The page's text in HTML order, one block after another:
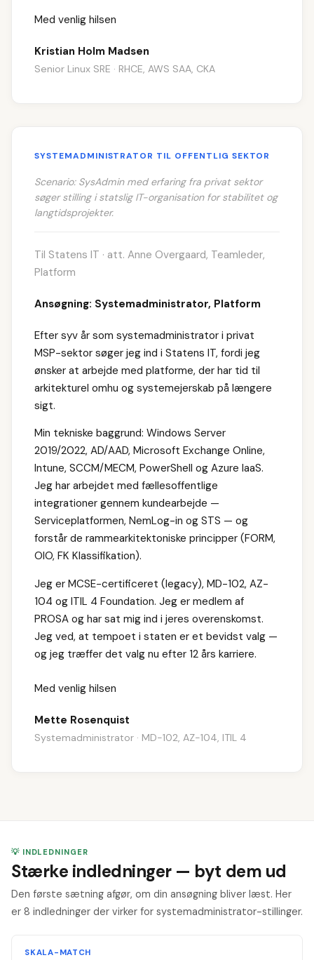
Med venlig hilsen
Kristian Holm Madsen
Senior Linux SRE · RHCE, AWS SAA, CKA
SYSTEMADMINISTRATOR TIL OFFENTLIG SEKTOR
Scenario: SysAdmin med erfaring fra privat sektor
søger stilling i statslig IT-organisation for stabilitet og
langtidsprojekter.
Til Statens IT · att. Anne Overgaard, Teamleder,
Platform
Ansøgning: Systemadministrator, Platform
Efter syv år som systemadministrator i privat
MSP-sektor søger jeg ind i Statens IT, fordi jeg
ønsker at arbejde med platforme, der har tid til
arkitekturel omhu og systemejerskab på længere
sigt.
Min tekniske baggrund: Windows Server
2019/2022, AD/AAD, Microsoft Exchange Online,
Intune, SCCM/MECM, PowerShell og Azure IaaS.
Jeg har arbejdet med fællesoffentlige
integrationer gennem kundearbejde —
Serviceplatformen, NemLog-in og STS — og
forstår de rammearkitektoniske principper (FORM,
OIO, FK Klassifikation).
Jeg er MCSE-certificeret (legacy), MD-102, AZ-
104 og ITIL 4 Foundation. Jeg er medlem af
PROSA og har sat mig ind i jeres overenskomst.
Jeg ved, at tempoet i staten er et bevidst valg —
og jeg træffer det valg nu efter 12 års karriere.
Med venlig hilsen
Mette Rosenquist
Systemadministrator · MD-102, AZ-104, ITIL 4
💡 INDLEDNINGER
Stærke indledninger — byt dem ud
Den første sætning afgør, om din ansøgning bliver læst. Her
er 8 indledninger der virker for systemadministrator-stillinger.
SKALA-MATCH